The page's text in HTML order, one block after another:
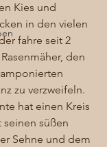
Kies und
in den vielen
fahre seit 2
den
zu verzweifeln.
hat einen Kreis
süßen
Sehne und dem